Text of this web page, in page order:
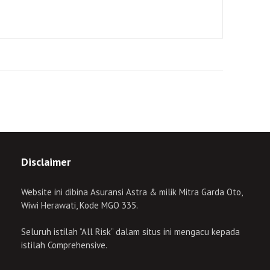
Disclaimer
Website ini dibina Asuransi Astra & milik Mitra Garda Oto,
Wiwi Herawati, Kode MGO 335.
Seluruh istilah “All Risk” dalam situs ini mengacu kepada
istilah Comprehensive.